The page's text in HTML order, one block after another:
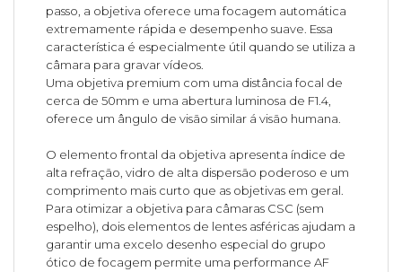
passo, a objetiva oferece uma focagem automática
extremamente rápida e desempenho suave. Essa
característica é especialmente útil quando se utiliza a
câmara para gravar vídeos.
Uma objetiva premium com uma distância focal de
cerca de 50mm e uma abertura luminosa de F1.4,
oferece um ângulo de visão similar á visão humana.
O elemento frontal da objetiva apresenta índice de
alta refração, vidro de alta dispersão poderoso e um
comprimento mais curto que as objetivas em geral.
Para otimizar a objetiva para câmaras CSC (sem
espelho), dois elementos de lentes asféricas ajudam a
garantir uma excelo desenho especial do grupo
ótico de focagem permite uma performance AF